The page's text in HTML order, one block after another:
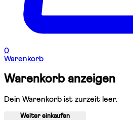
0
Warenkorb
Warenkorb anzeigen
Dein Warenkorb ist zurzeit leer.
Weiter einkaufen